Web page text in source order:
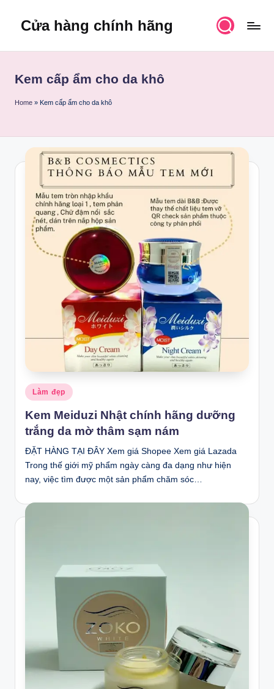
Cửa hàng chính hãng
Kem cấp ẩm cho da khô
Home » Kem cấp ẩm cho da khô
Posted
in
Làm đẹp
Kem Meiduzi Nhật chính hãng dưỡng
trắng da mờ thâm sạm nám
ĐẶT HÀNG TẠI ĐÂY Xem giá Shopee Xem giá Lazada
Trong thế giới mỹ phẩm ngày càng đa dạng như hiện
nay, việc tìm được một sản phẩm chăm sóc…